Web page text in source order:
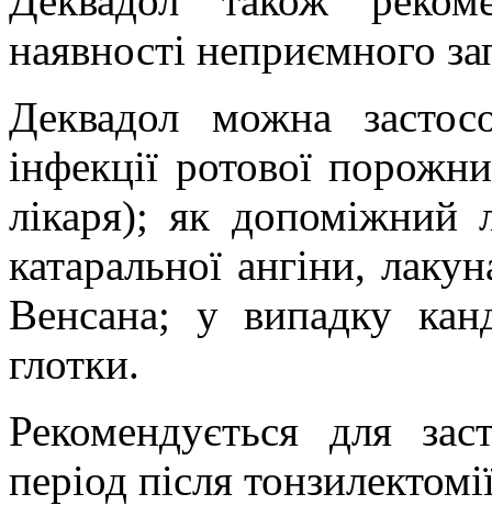
наявності неприємного
Деквадол можна
інфекції ротової
лікаря); як допоміжний
катаральної ангіни,
Венсана; у випадку
глотки.
Рекомендується для
період після